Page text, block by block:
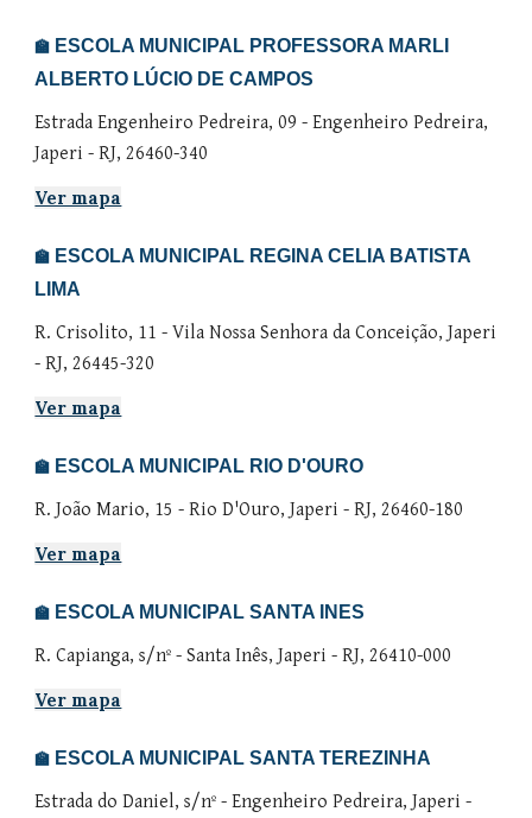
🏫 ESCOLA MUNICIPAL PROFESSORA MARLI
ALBERTO LÚCIO DE CAMPOS
Estrada Engenheiro Pedreira, 09 - Engenheiro Pedreira,
Japeri - RJ, 26460-340
Ver mapa
🏫 ESCOLA MUNICIPAL REGINA CELIA BATISTA
LIMA
R. Crisolito, 11 - Vila Nossa Senhora da Conceição, Japeri
- RJ, 26445-320
Ver mapa
🏫 ESCOLA MUNICIPAL R IO D'OURO
R. João Mario, 15 -Rio D'Ouro, Japeri - RJ,26460-180
Ver mapa
🏫 ESCOLA MUNICIPAL SANTA INES
R. Capianga, s/nº - Santa Inês, Japeri - RJ, 26410-000
Ver mapa
🏫 ESCOLA MUNICIPAL SANTA TEREZINHA
Estrada do Daniel, s/nº - Engenheiro Pedreira, Japeri -